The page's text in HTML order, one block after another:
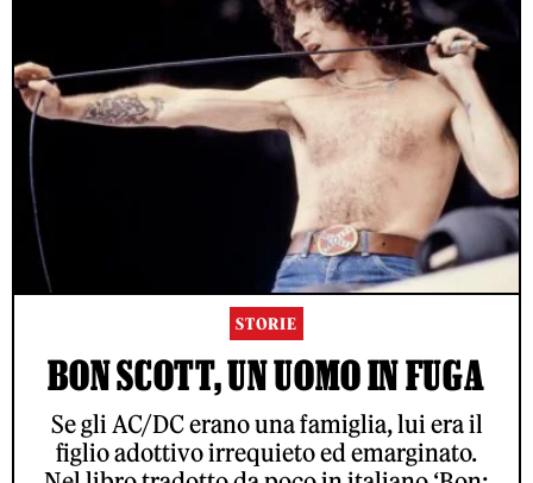
STORIE
BON SCOTT, UN UOMO IN FUGA
Se gli AC/DC erano una famiglia, lui era il
figlio adottivo irrequieto ed emarginato.